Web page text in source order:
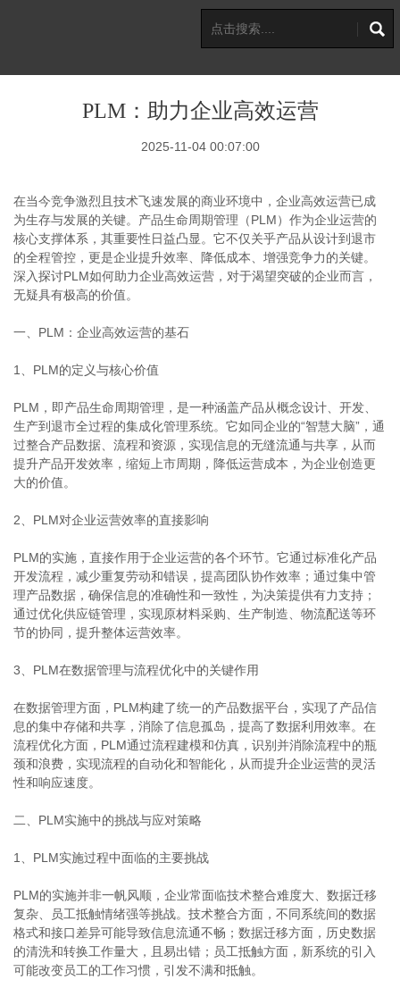
PLM：助力企业高效运营
2025-11-04 00:07:00
在当今竞争激烈且技术飞速发展的商业环境中，企业高效运营已成
为生存与发展的关键。产品生命周期管理（PLM）作为企业运营的
核心支撑体系，其重要性日益凸显。它不仅关乎产品从设计到退市
的全程管控，更是企业提升效率、降低成本、增强竞争力的关键。
深入探讨PLM如何助力企业高效运营，对于渴望突破的企业而言，
无疑具有极高的价值。
一、PLM：企业高效运营的基石
1、PLM的定义与核心价值
PLM，即产品生命周期管理，是一种涵盖产品从概念设计、开发、
生产到退市全过程的集成化管理系统。它如同企业的“智慧大脑”，通
过整合产品数据、流程和资源，实现信息的无缝流通与共享，从而
提升产品开发效率，缩短上市周期，降低运营成本，为企业创造更
大的价值。
2、PLM对企业运营效率的直接影响
PLM的实施，直接作用于企业运营的各个环节。它通过标准化产品
开发流程，减少重复劳动和错误，提高团队协作效率；通过集中管
理产品数据，确保信息的准确性和一致性，为决策提供有力支持；
通过优化供应链管理，实现原材料采购、生产制造、物流配送等环
节的协同，提升整体运营效率。
3、PLM在数据管理与流程优化中的关键作用
在数据管理方面，PLM构建了统一的产品数据平台，实现了产品信
息的集中存储和共享，消除了信息孤岛，提高了数据利用效率。在
流程优化方面，PLM通过流程建模和仿真，识别并消除流程中的瓶
颈和浪费，实现流程的自动化和智能化，从而提升企业运营的灵活
性和响应速度。
二、PLM实施中的挑战与应对策略
1、PLM实施过程中面临的主要挑战
PLM的实施并非一帆风顺，企业常面临技术整合难度大、数据迁移
复杂、员工抵触情绪强等挑战。技术整合方面，不同系统间的数据
格式和接口差异可能导致信息流通不畅；数据迁移方面，历史数据
的清洗和转换工作量大，且易出错；员工抵触方面，新系统的引入
可能改变员工的工作习惯，引发不满和抵触。